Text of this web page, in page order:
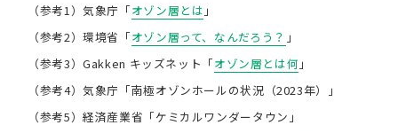
（参考1）気象庁「オゾン層とは 」
（参考2）環境省「オゾン層って、なんだろう？ 」
（参考3）Gakken キッズネット「オゾン層とは何 」
（参考4）気象庁「南極オゾンホールの状況（2023年）」
（参考5）経済産業省「ケミカルワンダータウン」